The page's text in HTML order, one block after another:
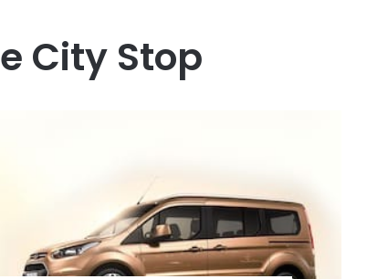
City Stop